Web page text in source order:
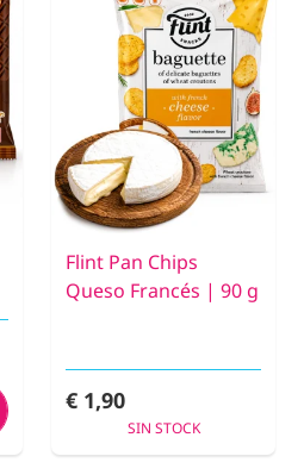
Flint Pan Chips
Queso Francés | 90 g
€ 1,90
SIN STOCK